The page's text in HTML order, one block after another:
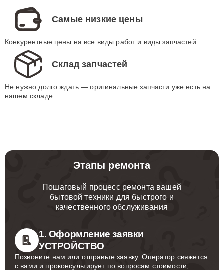
Самые низкие цены
Конкурентные цены на все виды работ и виды запчастей
Склад запчастей
Не нужно долго ждать — оригинальные запчасти уже есть на
нашем складе
Этапы ремонта
Пошаговый процесс ремонта вашей
бытовой техники для быстрого и
качественного обслуживания
1. Оформление заявки
УСТРОЙСТВО
Позвоните нам или отправьте заявку. Оператор свяжется
с вами и проконсультирует по вопросам стоимости,